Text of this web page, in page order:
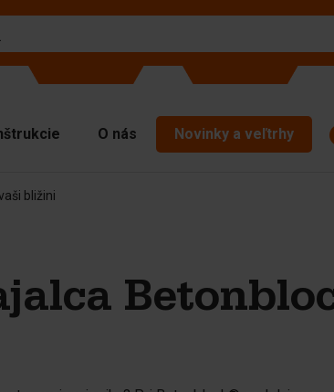
O nás Novinky a veľtrhy
bližini